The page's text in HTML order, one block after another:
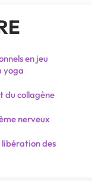
en jeu
yoga
du collagène
nerveux
libération des